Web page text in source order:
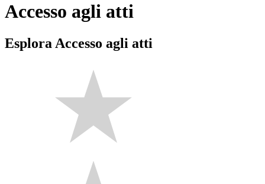
Accesso agli atti
Esplora Accesso agli atti